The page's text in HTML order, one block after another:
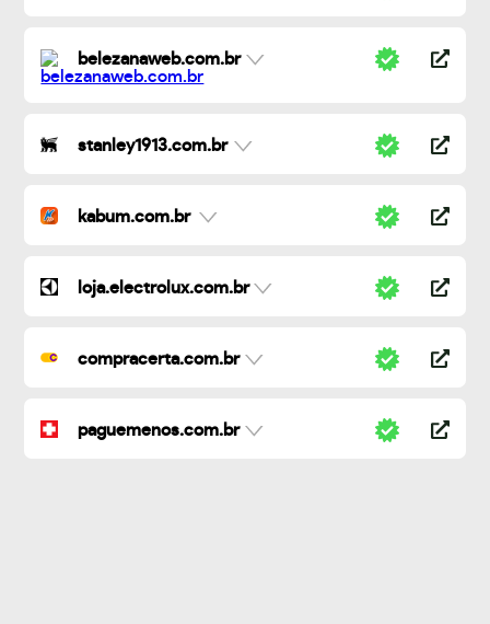
belezanaweb.com.br
stanley1913.com.br
kabum.com.br
loja.electrolux.com.br
compracerta.com.br
paguemenos.com.br